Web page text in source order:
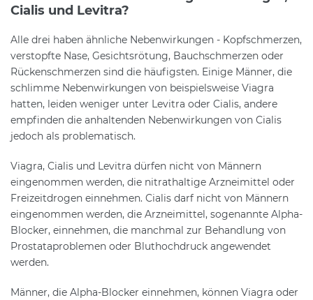
Cialis und Levitra?
Alle drei haben ähnliche Nebenwirkungen - Kopfschmerzen,
verstopfte Nase, Gesichtsrötung, Bauchschmerzen oder
Rückenschmerzen sind die häufigsten. Einige Männer, die
schlimme Nebenwirkungen von beispielsweise Viagra
hatten, leiden weniger unter Levitra oder Cialis, andere
empfinden die anhaltenden Nebenwirkungen von Cialis
jedoch als problematisch.
Viagra, Cialis und Levitra dürfen nicht von Männern
eingenommen werden, die nitrathaltige Arzneimittel oder
Freizeitdrogen einnehmen. Cialis darf nicht von Männern
eingenommen werden, die Arzneimittel, sogenannte Alpha-
Blocker, einnehmen, die manchmal zur Behandlung von
Prostataproblemen oder Bluthochdruck angewendet
werden.
Männer, die Alpha-Blocker einnehmen, können Viagra oder